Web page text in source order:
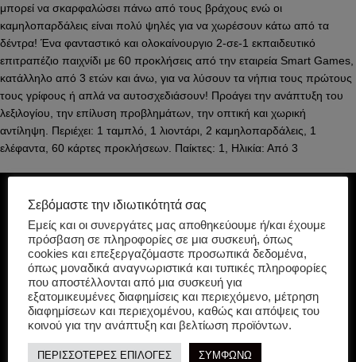
μπορεί να σκαρφαλώσει πάνω από τους βράχους ενώ οι
καμηλοπαρδάλεις είναι πολύ ψηλές για να χωρέσουν κάτω από τα
δέντρα! Ένα φανταστικό και ολοκαίνουργιο 2-σε-1 εκπαιδευτικό
επιτραπέζιο παιχνίδι με 60 προκλήσεις από την εταιρεία Smart Games,
κατάλληλο από 3 ετών και άνω, για να λύσουν τα νήπια τους πρώτους
τους γρίφους ή απλά να αυτοσχεδιάσουν! Προάγει την ανάπτυξη του
λεξιλογίου, την επίλυση προβλημάτων, την οπτική και χωρική
αντίληψη. Περιέχει: 1 ταμπλό, 1 λιοντάρι, 2 καμηλοπαρδάλεις, 1
ελέφαντα, 60 κάρτες προκλήσεων. Παίκτες: 1, Ηλικία: Από 3
Σεβόμαστε την ιδιωτικότητά σας
Εμείς και οι συνεργάτες μας αποθηκεύουμε ή/και έχουμε
πρόσβαση σε πληροφορίες σε μια συσκευή, όπως
cookies και επεξεργαζόμαστε προσωπικά δεδομένα,
όπως μοναδικά αναγνωριστικά και τυπικές πληροφορίες
που αποστέλλονται από μια συσκευή για
εξατομικευμένες διαφημίσεις και περιεχόμενο, μέτρηση
διαφημίσεων και περιεχομένου, καθώς και απόψεις του
κοινού για την ανάπτυξη και βελτίωση προϊόντων.
ΠΕΡΙΣΣΟΤΕΡΕΣ ΕΠΙΛΟΓΕΣ ΣΥΜΦΩΝΩ